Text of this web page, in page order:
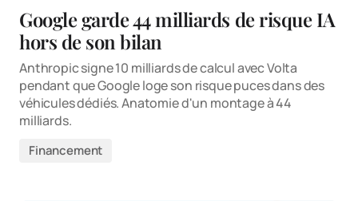
Google garde 44 milliards de risque IA
hors de son bilan
Anthropic signe 10 milliards de calcul avec Volta
pendant que Google loge son risque puces dans des
véhicules dédiés. Anatomie d'un montage à 44
milliards.
Financement